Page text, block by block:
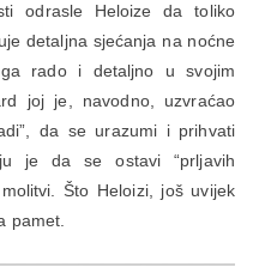
odrasle Heloize da toliko
detaljna sjećanja na noćne
rado i detaljno u svojim
joj je, navodno, uzvraćao
da se urazumi i prihvati
je da se ostavi “prljavih
Što Heloizi, još uvijek
pamet.